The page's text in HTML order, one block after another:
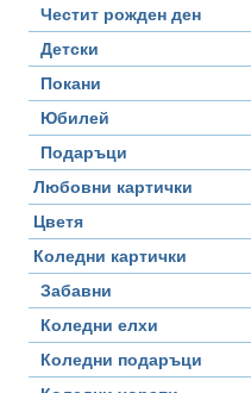
Честит рожден ден
Детски
Покани
Юбилей
Подаръци
Любовни картички
Цветя
Коледни картички
Забавни
Коледни елхи
Коледни подаръци